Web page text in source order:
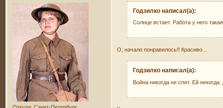
Годзилко написал(а):
Солнце встает. Работа у него
О, начало понравилось!! Красиво...
Годзилко написал(а):
Война никогда не спит. Ей